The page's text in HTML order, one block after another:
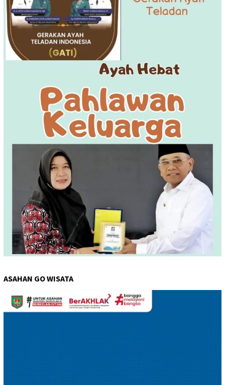
ASAHAN GO WISATA
Pemutar
Video